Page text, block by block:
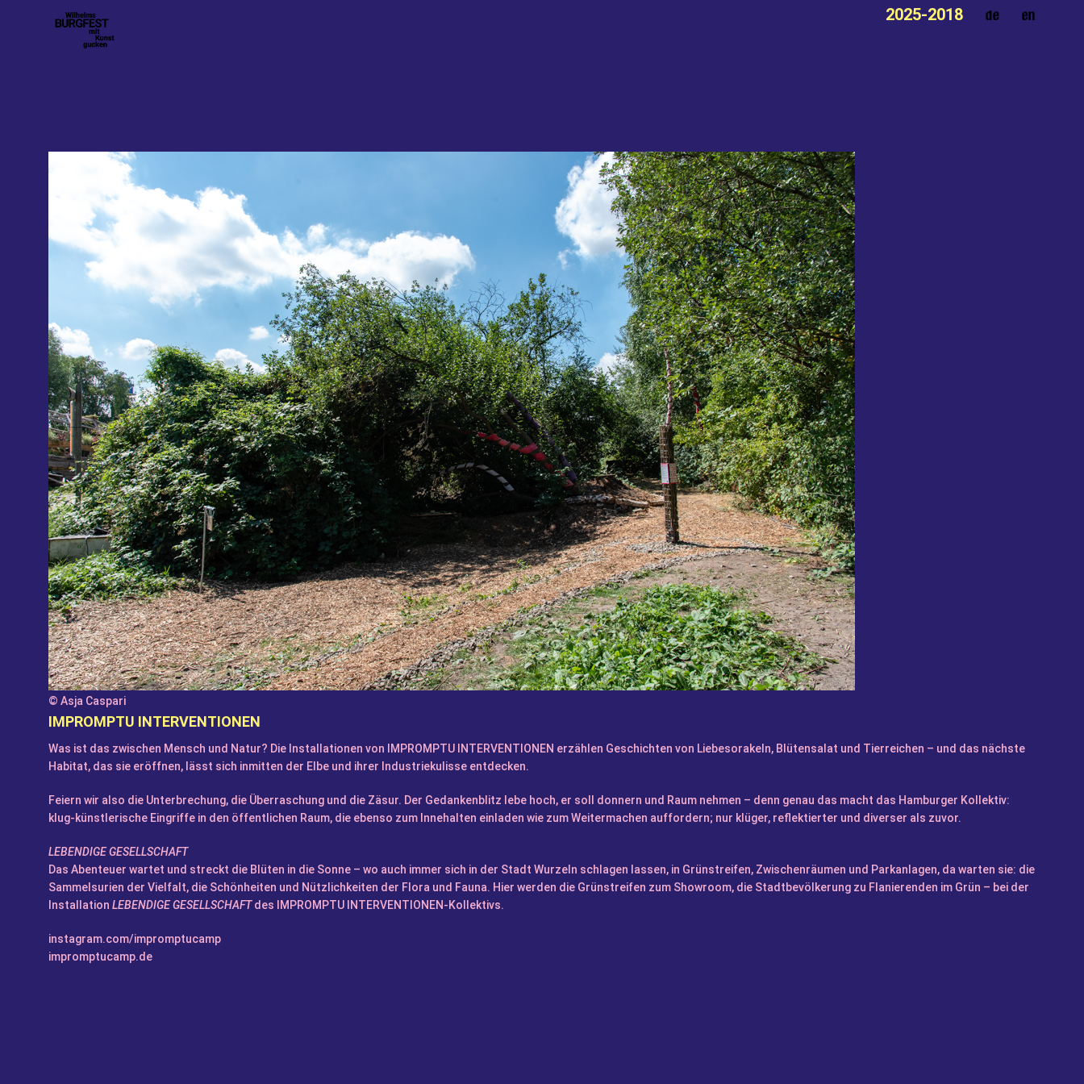
2025-2018
© Asja Caspari
IMPROMPTU INTERVENTIONEN
Was ist das zwischen Mensch und Natur? Die Installationen von IMPROMPTU INTERVENTIONEN erzählen Geschichten von Liebesorakeln, Blütensalat und Tierreichen – und das nächste
Habitat, das sie eröffnen, lässt sich inmitten der Elbe und ihrer Industriekulisse entdecken.
Feiern wir also die Unterbrechung, die Überraschung und die Zäsur. Der Gedankenblitz lebe hoch, er soll donnern und Raum nehmen – denn genau das macht das Hamburger Kollektiv:
klug-künstlerische Eingriffe in den öffentlichen Raum, die ebenso zum Innehalten einladen wie zum Weitermachen auffordern; nur klüger, reflektierter und diverser als zuvor.
LEBENDIGE GESELLSCHAFT
Das Abenteuer wartet und streckt die Blüten in die Sonne – wo auch immer sich in der Stadt Wurzeln schlagen lassen, in Grünstreifen, Zwischenräumen und Parkanlagen, da warten sie: die
Sammelsurien der Vielfalt, die Schönheiten und Nützlichkeiten der Flora und Fauna. Hier werden die Grünstreifen zum Showroom, die Stadtbevölkerung zu Flanierenden im Grün – bei der
Installation LEBENDIGE GESELLSCHAFTdes IMPROMPTU INTERVENTIONEN-Kollektivs.
instagram.com/impromptucamp
impromptucamp.de